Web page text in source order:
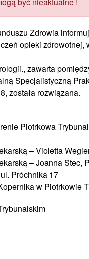
Zdrowia
opieki zdrowotnej,
zawarta
Specjalistyczną
została rozwiązana.
Piotrkowa
– Violetta
– Joanna Stec,
Próchnika 17
w Piotrkowie